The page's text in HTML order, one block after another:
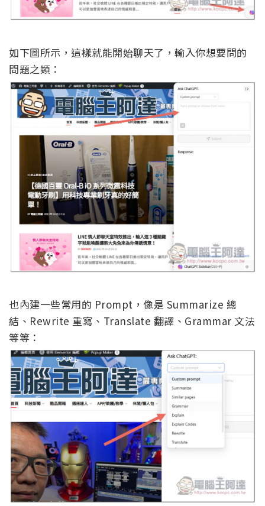
如下圖所示，這樣就能開始聊天了，輸入你想要問的
問題之類：
也內建一些常用的 Prompt，像是 Summarize 總
結、Rewrite 重寫、Translate 翻譯、Grammar 文法
等等：